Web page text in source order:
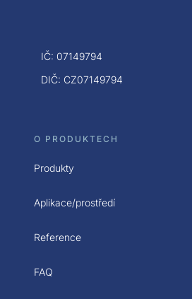
IČ: 07149794
DIČ: CZ07149794
O PRODUKTECH
Produkty
Aplikace/prostředí
Reference
FAQ